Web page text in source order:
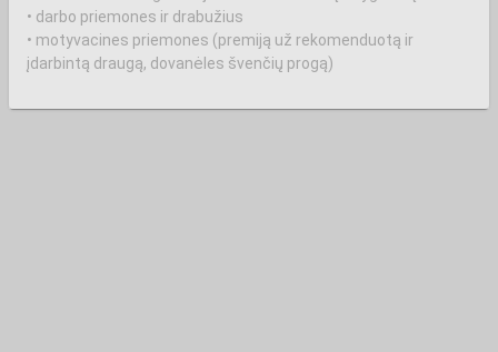
• darbo priemones ir drabužius
• motyvacines priemones (premiją už rekomenduotą ir
įdarbintą draugą, dovanėles švenčių progą)